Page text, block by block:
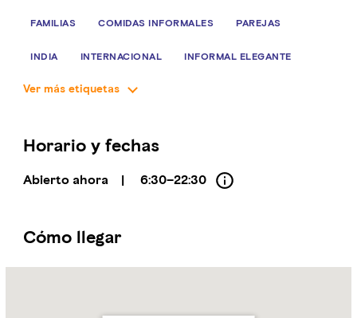
FAMILIAS COMIDAS INFORMALES PAREJAS
INDIA INTERNACIONAL INFORMAL ELEGANTE
50-200 AED
Ver más etiquetas
Horario y fechas
Abierto ahora | 6:30–22:30
Cómo llegar